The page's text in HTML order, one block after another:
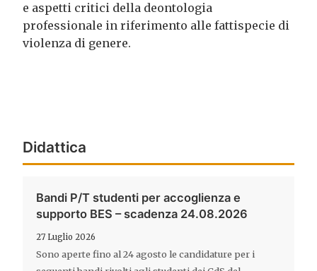
e aspetti critici della deontologia
professionale in riferimento alle fattispecie di
violenza di genere.
Didattica
Bandi P/T studenti per accoglienza e
supporto BES – scadenza 24.08.2026
27 Luglio 2026
Sono aperte fino al 24 agosto le candidature per i